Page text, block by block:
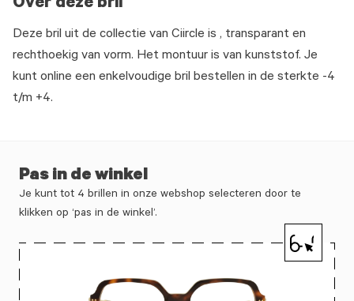
Over deze bril
Deze bril uit de collectie van Ciircle is , transparant en
rechthoekig van vorm. Het montuur is van kunststof. Je
kunt online een enkelvoudige bril bestellen in de sterkte -4
t/m +4.
Pas in de winkel
Je kunt tot 4 brillen in onze webshop selecteren door te
klikken op ‘pas in de winkel’.